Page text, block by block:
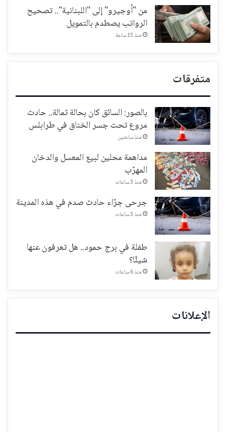
من "أوجيرو" إلى "اللبنانية".. تصحيح
الرواتب يصطدم بالتمويل
منذ 15 ساعة
متفرقات
بالصور: السائق كان بحالة ثمالة.. حادث
مروع تحت جسر الخناق في طرابلس
منذ ساعتين
مداهمة محلين لبيع المعسل والدخان
المهرّب
منذ 3 ساعات
جرحى جرّاء حادث صدم في هذه المدينة
منذ 3 ساعات
طفلة في برج حمود.. هل تعرفون عنها
شيئًا؟
منذ 6 ساعات
الإعلانات